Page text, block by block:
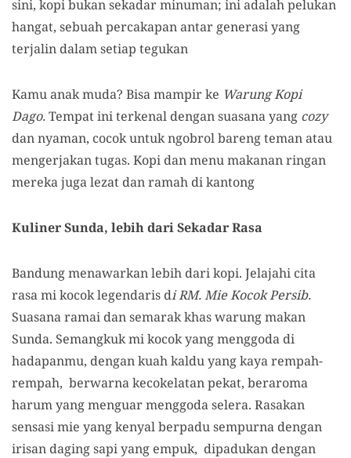
sini, kopi bukan sekadar minuman; ini adalah pelukan
hangat, sebuah percakapan antar generasi yang
terjalin dalam setiap tegukan
Kamu anak muda? Bisa mampir ke Warung Kopi
Dago.Tempat ini terkenal dengan suasana yang cozy
dan nyaman, cocok untuk ngobrol bareng teman atau
mengerjakan tugas. Kopi dan menu makanan ringan
mereka juga lezat dan ramah di kantong
Kuliner Sunda, lebih dari Sekadar Rasa
Bandung menawarkan lebih dari kopi. Jelajahi cita
rasa mi kocok legendaris di RM. Mie Kocok Persib.
Suasana ramai dan semarak khas warung makan
Sunda. Semangkuk mi kocok yang menggoda di
hadapanmu, dengan kuah kaldu yang kaya rempah-
rempah, berwarna kecokelatan pekat, beraroma
harum yang menguar menggoda selera. Rasakan
sensasi mie yang kenyal berpadu sempurna dengan
irisan daging sapi yang empuk, dipadukan dengan